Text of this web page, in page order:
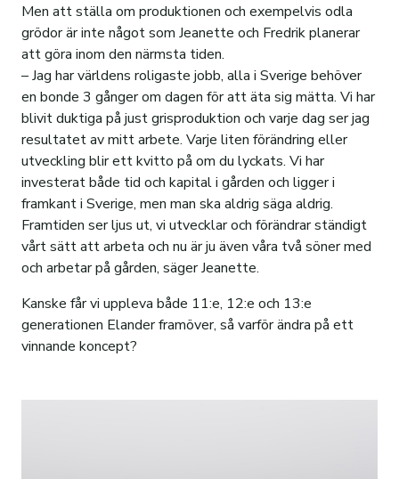
Men att ställa om produktionen och exempelvis odla
grödor är inte något som Jeanette och Fredrik planerar
att göra inom den närmsta tiden.
– Jag har världens roligaste jobb, alla i Sverige behöver
en bonde 3 gånger om dagen för att äta sig mätta. Vi har
blivit duktiga på just grisproduktion och varje dag ser jag
resultatet av mitt arbete. Varje liten förändring eller
utveckling blir ett kvitto på om du lyckats. Vi har
investerat både tid och kapital i gården och ligger i
framkant i Sverige, men man ska aldrig säga aldrig.
Framtiden ser ljus ut, vi utvecklar och förändrar ständigt
vårt sätt att arbeta och nu är ju även våra två söner med
och arbetar på gården, säger Jeanette.
Kanske får vi uppleva både 11:e, 12:e och 13:e
generationen Elander framöver, så varför ändra på ett
vinnande koncept?